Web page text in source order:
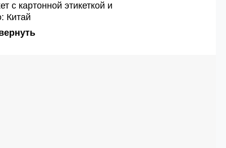
с картонной этикеткой и
Китай